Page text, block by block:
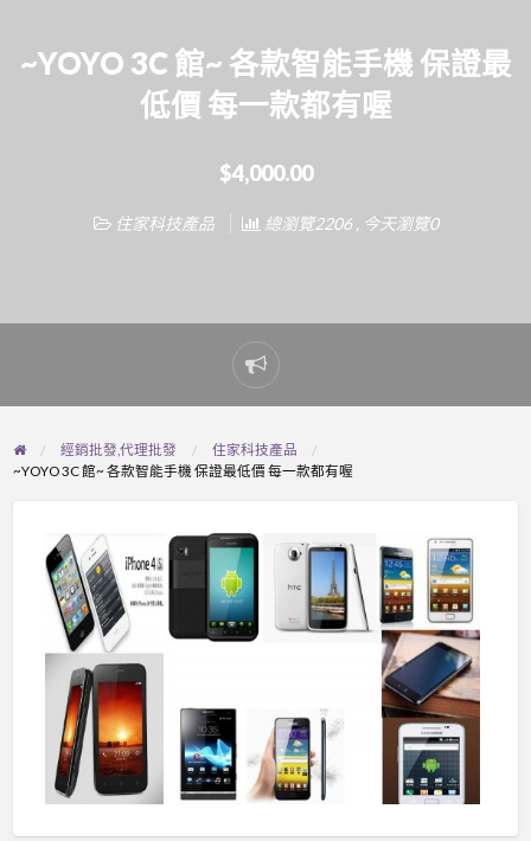
~YOYO 3C 館~ 各款智能手機 保證最
低價 每一款都有喔
$4,000.00
住家科技產品 總瀏覽2206 , 今天瀏覽0
Report
problem
經銷批發,代理批發
住家科技產品
~YOYO 3C 館~ 各款智能手機 保證最低價 每一款都有喔